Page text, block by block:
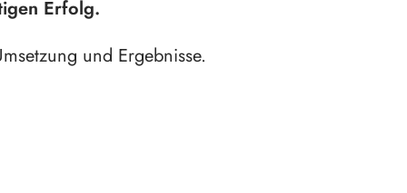
Erfolg.
und Ergebnisse.